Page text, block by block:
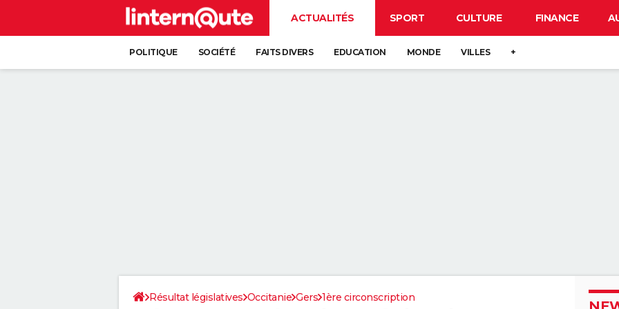
ACTUALITÉS SPORT CULTURE FINANCE
POLITIQUE SOCIÉTÉ FAITS DIVERS EDUCATION MONDE VILLES +
Résultat législatives Occitanie Gers 1ère circonscription